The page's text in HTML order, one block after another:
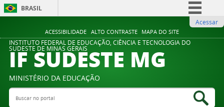
ACESSIBILIDADE ALTO CONTRASTE MAPA DO SITE
BRASIL
Comunica BR
Participe
Legislação
Acessar
INSTITUTO FEDERAL DE EDUCAÇÃO, CIÊNCIA E TECNOLOGIA DO
SUDESTE DE MINAS GERAIS
IF SUDESTE MG
MINISTÉRIO DA EDUCAÇÃO
Buscar no portal